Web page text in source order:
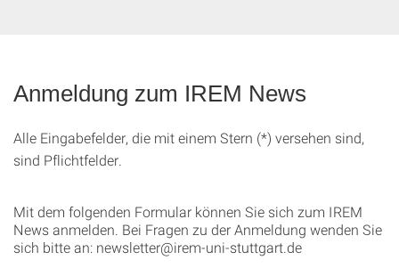
Anmeldung zum IREM News
Alle Eingabefelder, die mit einem Stern (*) versehen sind,
sind Pflichtfelder.
Mit dem folgenden Formular können Sie sich zum IREM
News anmelden. Bei Fragen zu der Anmeldung wenden Sie
sich bitte an: newsletter@irem-uni-stuttgart.de